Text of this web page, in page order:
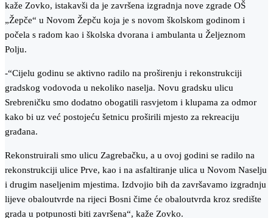
kaže Zovko, istakavši da je završena izgradnja nove zgrade OŠ
„Žepče“ u Novom Žepču koja je s novom školskom godinom i
počela s radom kao i školska dvorana i ambulanta u Željeznom
Polju.
-“Cijelu godinu se aktivno radilo na proširenju i rekonstrukciji
gradskog vodovoda u nekoliko naselja. Novu gradsku ulicu
Srebreničku smo dodatno obogatili rasvjetom i klupama za odmor
kako bi uz već postojeću šetnicu proširili mjesto za rekreaciju
građana.
Rekonstruirali smo ulicu Zagrebačku, a u ovoj godini se radilo na
rekonstrukciji ulice Prve, kao i na asfaltiranje ulica u Novom Naselju
i drugim naseljenim mjestima. Izdvojio bih da završavamo izgradnju
lijeve obaloutvrde na rijeci Bosni čime će obaloutvrda kroz središte
grada u potpunosti biti završena“, kaže Zovko.